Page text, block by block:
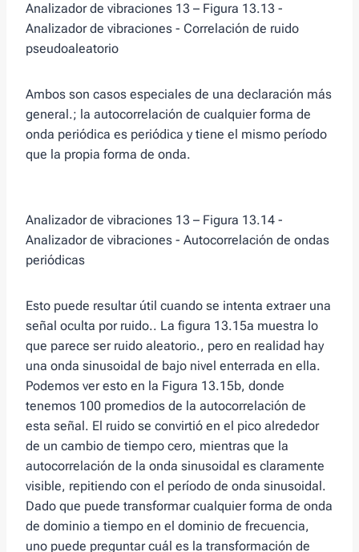
Analizador de vibraciones 13 – Figura 13.13 -
Analizador de vibraciones - Correlación de ruido
pseudoaleatorio
Ambos son casos especiales de una declaración más
general.; la autocorrelación de cualquier forma de
onda periódica es periódica y tiene el mismo período
que la propia forma de onda.
Analizador de vibraciones 13 – Figura 13.14 -
Analizador de vibraciones - Autocorrelación de ondas
periódicas
Esto puede resultar útil cuando se intenta extraer una
señal oculta por ruido.. La figura 13.15a muestra lo
que parece ser ruido aleatorio., pero en realidad hay
una onda sinusoidal de bajo nivel enterrada en ella.
Podemos ver esto en la Figura 13.15b, donde
tenemos 100 promedios de la autocorrelación de
esta señal. El ruido se convirtió en el pico alrededor
de un cambio de tiempo cero, mientras que la
autocorrelación de la onda sinusoidal es claramente
visible, repitiendo con el período de onda sinusoidal.
Dado que puede transformar cualquier forma de onda
de dominio a tiempo en el dominio de frecuencia,
uno puede preguntar cuál es la transformación de